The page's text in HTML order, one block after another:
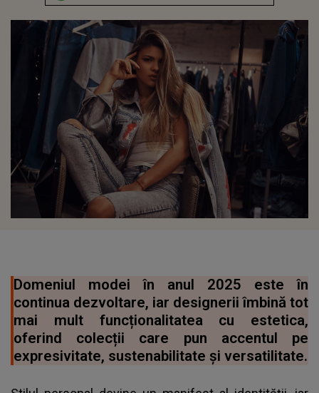
Domeniul modei în anul 2025 este în
continua dezvoltare, iar designerii îmbină tot
mai mult funcționalitatea cu estetica,
oferind colecții care pun accentul pe
expresivitate, sustenabilitate și versatilitate.